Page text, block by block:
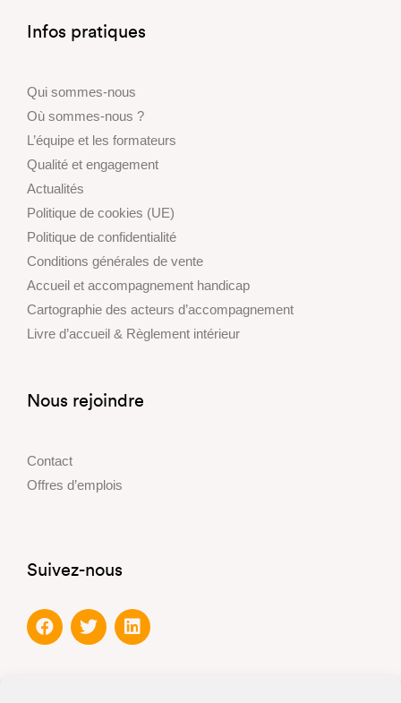
Infos pratiques
Qui sommes-nous
Où sommes-nous ?
L’équipe et les formateurs
Qualité et engagement
Actualités
Politique de cookies (UE)
Politique de confidentialité
Conditions générales de vente
Accueil et accompagnement handicap
Cartographie des acteurs d’accompagnement
Livre d’accueil & Règlement intérieur
Nous rejoindre
Contact
Offres d’emplois
Suivez-nous